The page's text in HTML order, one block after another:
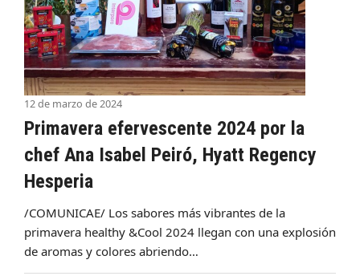
12 de marzo de 2024
Primavera efervescente 2024 por la
chef Ana Isabel Peiró, Hyatt Regency
Hesperia
/COMUNICAE/ Los sabores más vibrantes de la
primavera healthy &Cool 2024 llegan con una explosión
de aromas y colores abriendo…